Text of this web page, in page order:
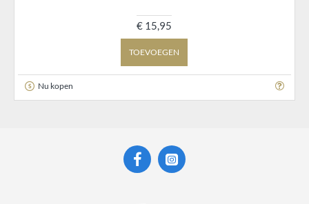
€ 15,95
TOEVOEGEN
Nu kopen